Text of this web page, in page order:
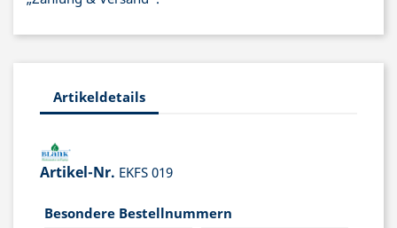
Artikeldetails
Artikel-Nr. EKFS 019
Besondere Bestellnummern